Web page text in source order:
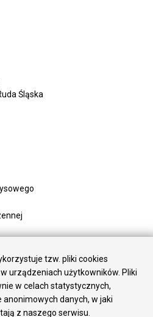
Śląska
tzw. pliki cookies
urządzeniach użytkowników. Pliki
w celach statystycznych,
danych, w jaki
z naszego serwisu.